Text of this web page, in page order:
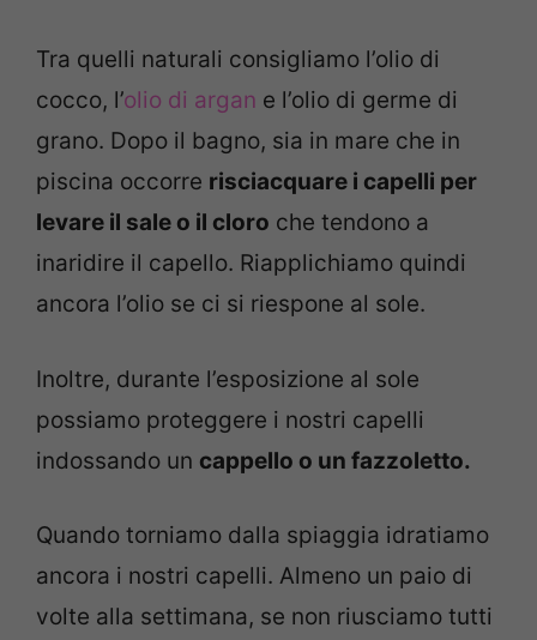
Tra quelli naturali consigliamo l’olio di
cocco, l’olio di argan e l’olio di germe di
grano. Dopo il bagno, sia in mare che in
piscina occorre risciacquare i capelli per
levare il sale o il cloro che tendono a
inaridire il capello. Riapplichiamo quindi
ancora l’olio se ci si riespone al sole.
Inoltre, durante l’esposizione al sole
possiamo proteggere i nostri capelli
indossando un cappello o un fazzoletto.
Quando torniamo dalla spiaggia idratiamo
ancora i nostri capelli. Almeno un paio di
volte alla settimana, se non riusciamo tutti